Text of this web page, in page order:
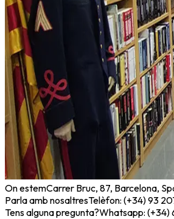
On estemCarrer Bruc, 87, Barcelona,
Parla amb nosaltresTelèfon: (+34) 93
Tens alguna pregunta?Whatsapp: (+34)